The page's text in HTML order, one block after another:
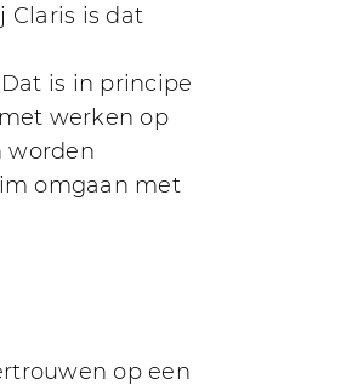
Claris is dat
is in principe
werken op
worden
omgaan met
op een